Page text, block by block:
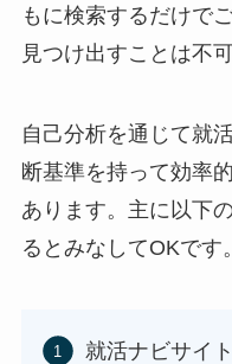
もに検索するだけで
見つけ出すことは不
自己分析を通じて就
断基準を持って効率
あります。主に以下
るとみなしてOKです。
就活ナビサイ